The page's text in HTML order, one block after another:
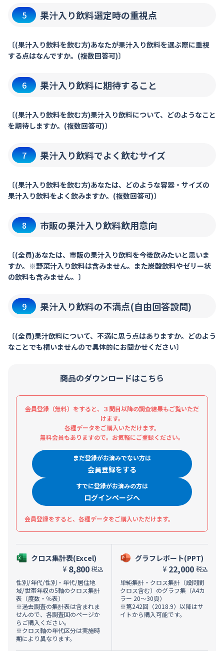
5 果汁入り飲料選定時の重視点
〔(果汁入り飲料を飲む方)あなたが果汁入り飲料を選ぶ際に重視
する点はなんですか。(複数回答可)〕
6 果汁入り飲料に期待すること
〔(果汁入り飲料を飲む方)果汁入り飲料について、どのようなこと
を期待しますか。(複数回答可)〕
7 果汁入り飲料でよく飲むサイズ
〔(果汁入り飲料を飲む方)あなたは、どのような容器・サイズの
果汁入り飲料をよく飲みますか。(複数回答可)〕
8 市販の果汁入り飲料飲用意向
〔(全員)あなたは、市販の果汁入り飲料を今後飲みたいと思いま
すか。※野菜汁入り飲料は含みません。また炭酸飲料やゼリー状
の飲料も含みません。〕
9 果汁入り飲料の不満点(自由回答設問)
〔(全員)果汁飲料について、不満に思う点はありますか。どのよう
なことでも構いませんので具体的にお聞かせください〕
商品のダウンロードはこちら
会員登録（無料）をすると、３問目以降の調査結果もご覧いただ
けます。
各種データをご購入いただけます。
無料会員もありますので。お気軽にご登録ください。
まだ登録がお済みでない方は
会員登録をする
すでに登録がお済みの方は
ログインページへ
会員登録をすると、各種データをご購入いただけます。
クロス集計表(Excel)
¥ 8,800 税込
性別/年代/性別・年代/居住地
域/世帯年収の5軸のクロス集計
表（度数・％表）
※過去調査の集計表は含まれま
せんので、各調査回のページか
らご購入ください。
※クロス軸の年代区分は実施時
期により異なります。
グラフレポート(PPT)
¥ 22,000 税込
単純集計・クロス集計（設問間
クロス含む）のグラフ集（A4カ
ラー 20～30頁）
※第242回（2018.9）以降はサ
イトから購入可能です。